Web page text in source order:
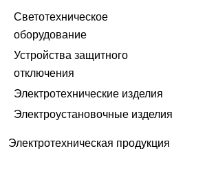
Светотехническое
оборудование
Устройства защитного
отключения
Электротехнические изделия
Электроустановочные изделия
Электротехническая продукция